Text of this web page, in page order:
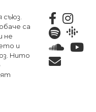
съюз.
са
не
и
Нито